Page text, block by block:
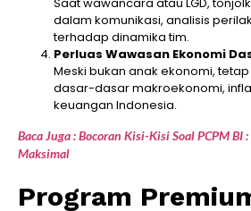
Saat wawancara atau LGD,
dalam komunikasi, analisis
terhadap dinamika tim.
Perluas Wawasan Ekonomi
Meski bukan anak ekonomi,
dasar-dasar makroekonomi,
keuangan Indonesia.
Baca Juga : Bocoran Kisi-Kisi Soal PCPM
Maksimal
Program